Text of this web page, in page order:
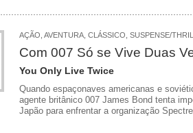
AÇÃO, AVENTURA, CLÁSSICO, SUSPENSE/
Com 007 Só se Vive Duas
You Only Live Twice
Quando espaçonaves americanas e
agente britânico 007 James Bond tenta
Japão para enfrentar a organização